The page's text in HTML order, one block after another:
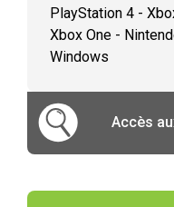
PlayStation 4 -
Xbox One -
Windows
Accès